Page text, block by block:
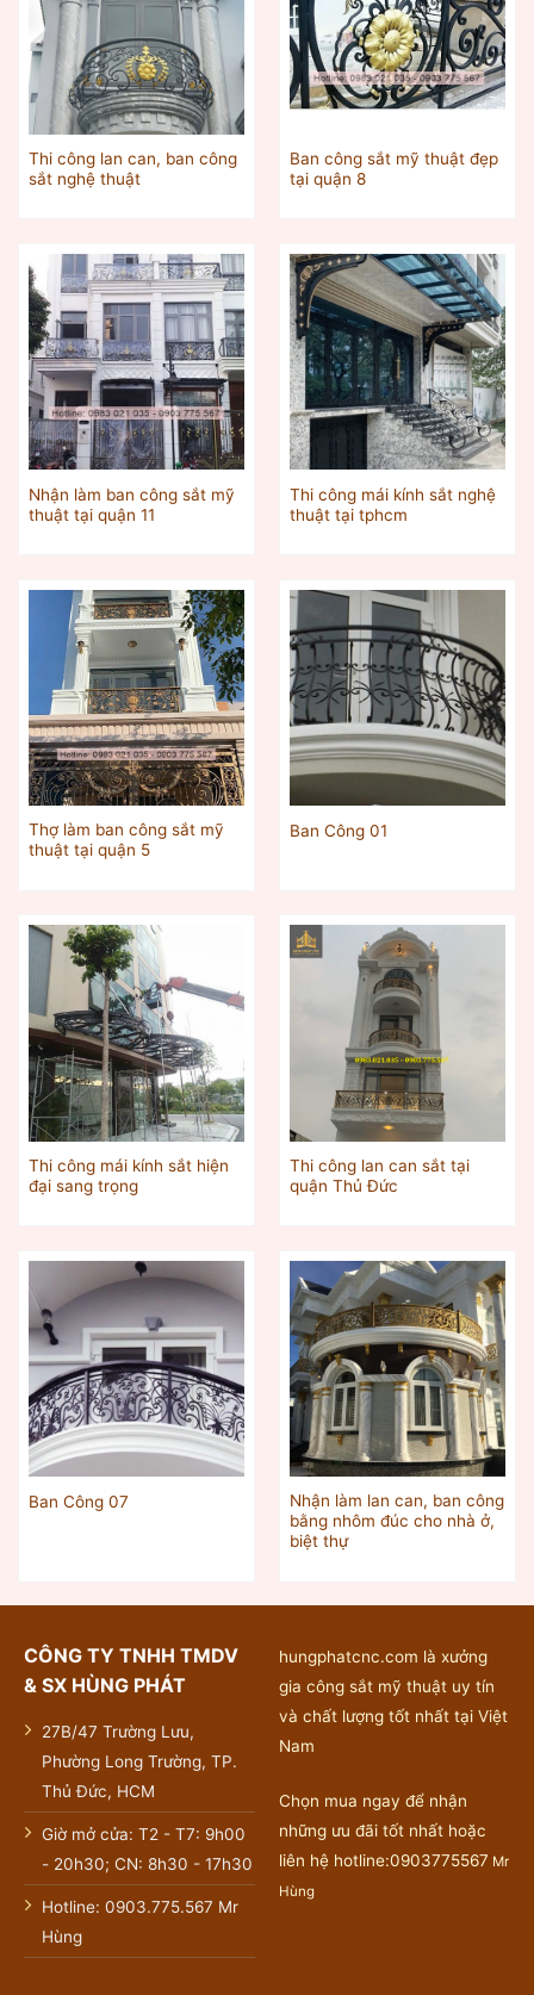
Thi công lan can, ban công
sắt nghệ thuật
Ban công sắt mỹ thuật đẹp
tại quận 8
Nhận làm ban công sắt mỹ
thuật tại quận 11
Thi công mái kính sắt nghệ
thuật tại tphcm
Thợ làm ban công sắt mỹ
thuật tại quận 5
Ban Công 01
Thi công mái kính sắt hiện
đại sang trọng
Thi công lan can sắt tại
quận Thủ Đức
Ban Công 07
Nhận làm lan can, ban công
bằng nhôm đúc cho nhà ở,
biệt thự
CÔNG TY TNHH TMDV
& SX HÙNG PHÁT
27B/47 Trường Lưu,
Phường Long Trường, TP.
Thủ Đức, HCM
Giờ mở cửa: T2 - T7: 9h00
- 20h30; CN: 8h30 - 17h30
Hotline: 0903.775.567 Mr
Hùng
hungphatcnc.com là xưởng
gia công sắt mỹ thuật uy tín
và chất lượng tốt nhất tại Việt
Nam
Chọn mua ngay để nhận
những ưu đãi tốt nhất hoặc
liên hệ hotline:0903775567 Mr
Hùng